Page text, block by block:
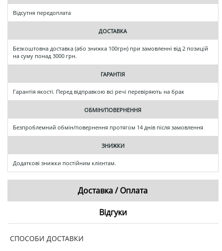
Відсутня передоплата
ДОСТАВКА
Безкоштовна доставка (або знижка 100грн) при замовленні від 2 позицій
на суму понад 3000 грн.
ГАРАНТІЯ
Гарантія якості. Перед відправкою всі речі перевіряють на брак
ОБМІН/ПОВЕРНЕННЯ
Безпроблемний обмін/повернення протягом 14 днів після замовлення
ЗНИЖКИ
Додаткові знижки постійним клієнтам.
Доставка / Оплата
Відгуки
СПОСОБИ ДОСТАВКИ